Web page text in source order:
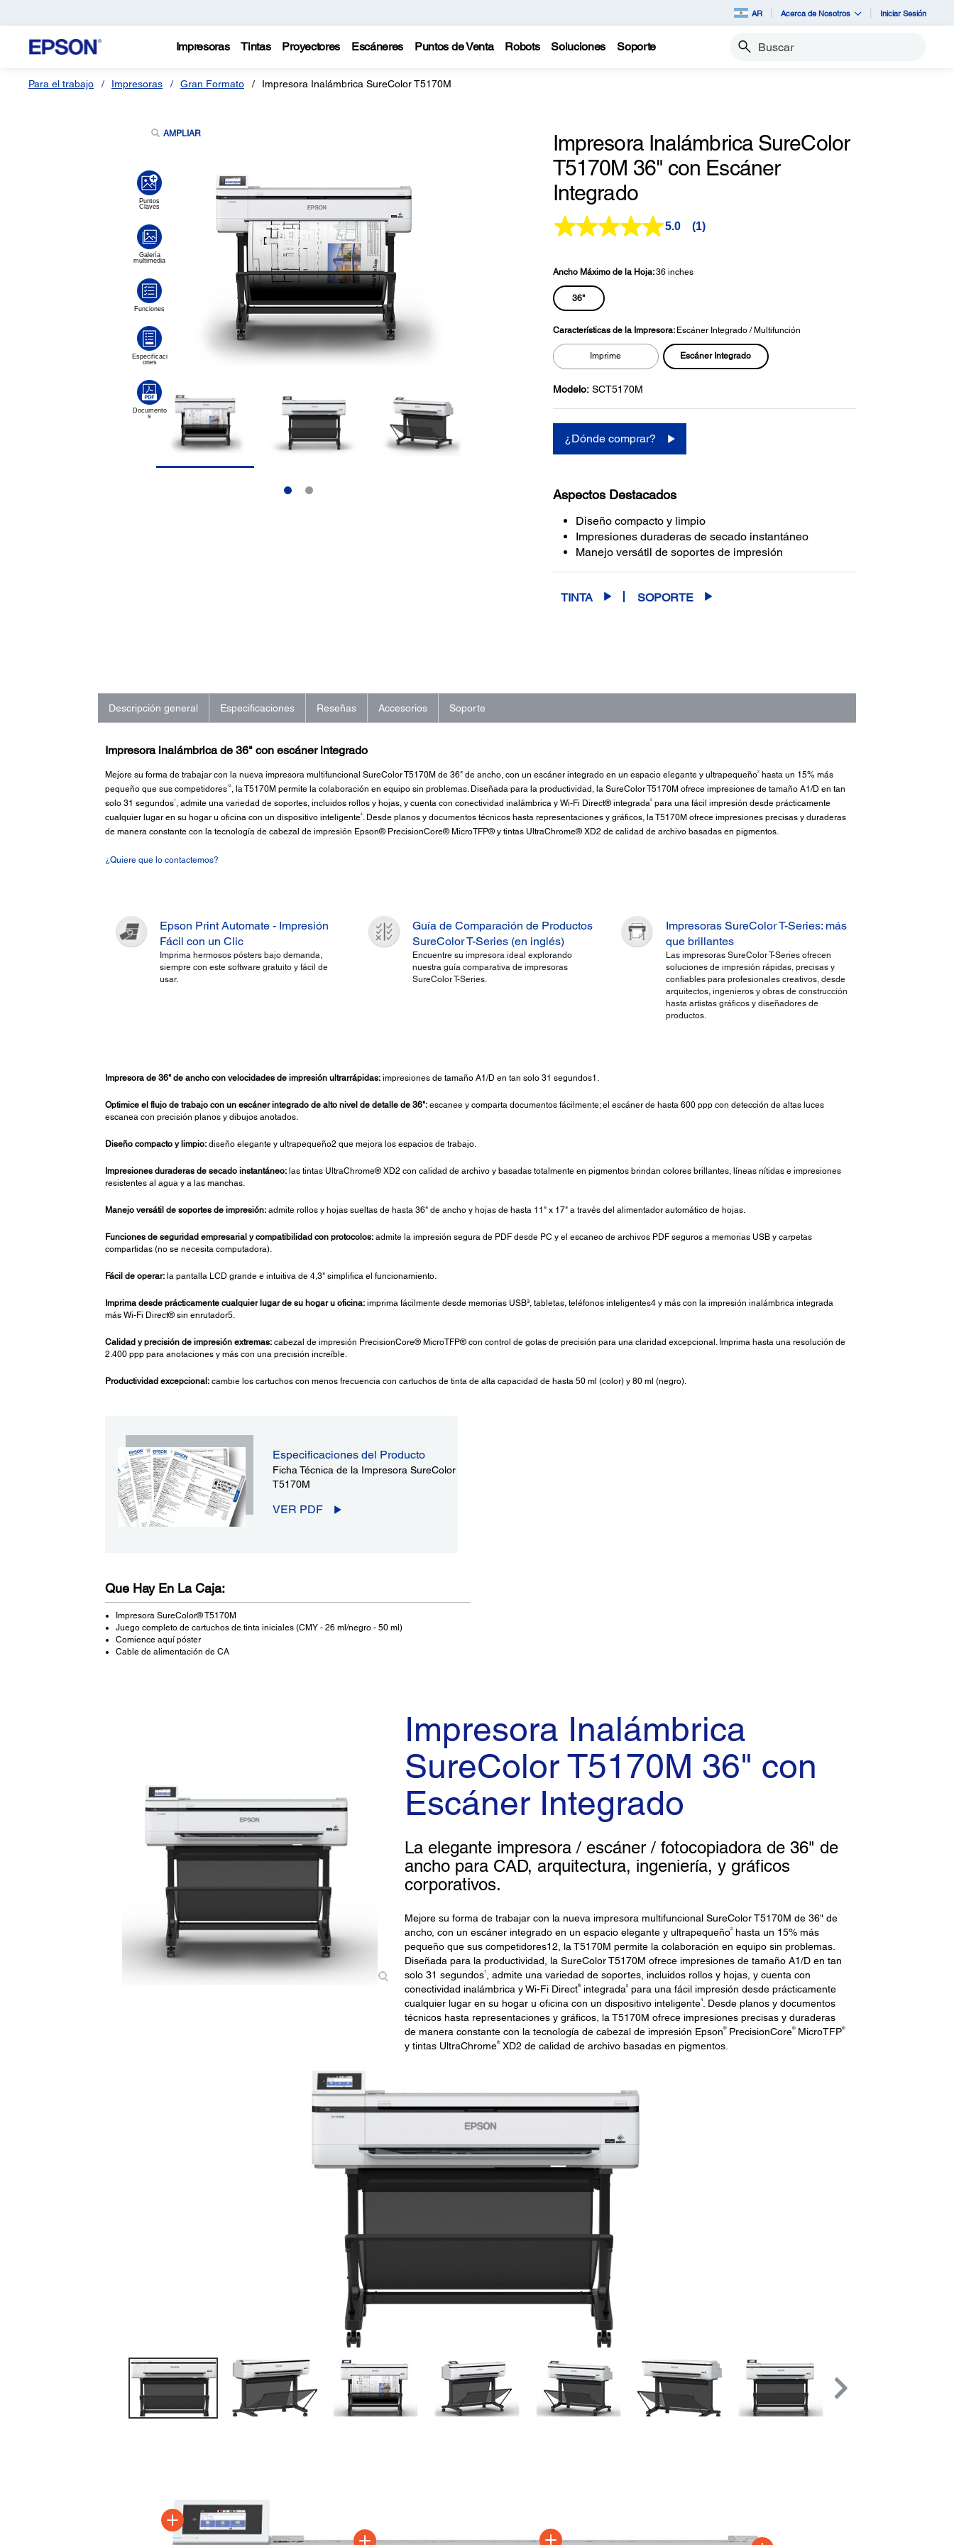
AR Acerca de Nosotros Iniciar Sesión
Impresoras Tintas Proyectores Escáneres Puntos de Venta Robots Soluciones Soporte Buscar
Para el trabajo Impresoras Gran Formato Impresora Inalámbrica SureColor T5170M
AMPLIAR
Impresora Inalámbrica SureColor
T5170M 36" con Escáner
Integrado
5.0
Lea
en
(1)
Ancho Máximo de la Hoja:36 inches
36"
Características de la Impresora: Escáner Integrado / Multifunción
Imprime Escáner Integrado
Modelo: SCT5170M
¿Dónde comprar?
Aspectos Destacados
Diseño compacto y limpio
Impresiones duraderas de secado instantáneo
Manejo versátil de soportes de impresión
TINTA SOPORTE
Descripción general Especificaciones Reseñas Accesorios Soporte
Impresora inalámbrica de 36" con escáner integrado
Mejore su forma de trabajar con la nueva impresora multifuncional SureColor T5170M de 36" de ancho, con un escáner integrado en un espacio elegante y ultrapequeño2hasta un 15% más
pequeño que sus competidores12, la T5170M permite la colaboración en equipo sin problemas. Diseñada para la productividad, la SureColor T5170M ofrece impresiones de tamaño A1/D en tan
solo 31 segundos1 , admite una variedad de soportes, incluidos rollos y hojas, y cuenta con conectividad inalámbrica y Wi-Fi Direct® integrada5para una fácil impresión desde prácticamente
cualquier lugar en su hogar u oficina con un dispositivo inteligente4. Desde planos y documentos técnicos hasta representaciones y gráficos, la T5170M ofrece impresiones precisas y duraderas
de manera constante con la tecnología de cabezal de impresión Epson® PrecisionCore® MicroTFP® y tintas UltraChrome® XD2 de calidad de archivo basadas en pigmentos.
¿Quiere que lo contactemos?
Epson Print Automate - Impresión
Fácil con un Clic
Imprima hermosos pósters bajo demanda,
siempre con este software gratuito y fácil de
usar.
Guía de Comparación de Productos
SureColor T-Series (en inglés)
Encuentre su impresora ideal explorando
nuestra guía comparativa de impresoras
SureColor T-Series.
Impresoras SureColor T-Series: más
que brillantes
Las impresoras SureColor T-Series ofrecen
soluciones de impresión rápidas, precisas y
confiables para profesionales creativos, desde
arquitectos, ingenieros y obras de construcción
hasta artistas gráficos y diseñadores de
productos.
Impresora de 36" de ancho con velocidades de impresión ultrarrápidas:impresiones de tamaño A1/D en tan solo 31 segundos1.
Optimice el flujo de trabajo con un escáner integrado de alto nivel de detalle de 36":escanee y comparta documentos fácilmente; el escáner de hasta 600 ppp con detección de altas luces
escanea con precisión planos y dibujos anotados.
Diseño compacto y limpio:diseño elegante y ultrapequeño2 que mejora los espacios de trabajo.
Impresiones duraderas de secado instantáneo:las tintas UltraChrome® XD2 con calidad de archivo y basadas totalmente en pigmentos brindan colores brillantes, líneas nítidas e impresiones
resistentes al agua y a las manchas.
Manejo versátil de soportes de impresión:admite rollos y hojas sueltas de hasta 36" de ancho y hojas de hasta 11" x 17" a través del alimentador automático de hojas.
Funciones de seguridad empresarial y compatibilidad con protocolos:admite la impresión segura de PDF desde PC y el escaneo de archivos PDF seguros a memorias USB y carpetas
compartidas (no se necesita computadora).
Fácil de operar:la pantalla LCD grande e intuitiva de 4,3" simplifica el funcionamiento.
Imprima desde prácticamente cualquier lugar de su hogar u oficina:imprima fácilmente desde memorias USB³, tabletas, teléfonos inteligentes4 y más con la impresión inalámbrica integrada
más Wi-Fi Direct® sin enrutador5.
Calidad y precisión de impresión extremas:cabezal de impresión PrecisionCore® MicroTFP® con control de gotas de precisión para una claridad excepcional. Imprima hasta una resolución de
2.400 ppp para anotaciones y más con una precisión increíble.
Productividad excepcional:cambie los cartuchos con menos frecuencia con cartuchos de tinta de alta capacidad de hasta 50 ml (color) y 80 ml (negro).
Especificaciones del Producto
Ficha Técnica de la Impresora SureColor
T5170M
VER PDF
Que Hay En La Caja:
Impresora SureColor® T5170M
Juego completo de cartuchos de tinta iniciales (CMY - 26 ml/negro - 50 ml)
Comience aquí póster
Cable de alimentación de CA
Impresora Inalámbrica
SureColor T5170M 36" con
Escáner Integrado
La elegante impresora / escáner / fotocopiadora de 36" de
ancho para CAD, arquitectura, ingeniería, y gráficos
corporativos.
Mejore su forma de trabajar con la nueva impresora multifuncional SureColor T5170M de 36" de
ancho, con un escáner integrado en un espacio elegante y ultrapequeño2
hasta un 15% más
pequeño que sus competidores12, la T5170M permite la colaboración en equipo sin problemas.
Diseñada para la productividad, la SureColor T5170M ofrece impresiones de tamaño A1/D en tan
solo 31 segundos1, admite una variedad de soportes, incluidos rollos y hojas, y cuenta con
conectividad inalámbrica y Wi-Fi Direct®integrada5
para una fácil impresión desde prácticamente
cualquier lugar en su hogar u oficina con un dispositivo inteligente4. Desde planos y documentos
técnicos hasta representaciones y gráficos, la T5170M ofrece impresiones precisas y duraderas
de manera constante con la tecnología de cabezal de impresión Epson®PrecisionCore®MicroTFP®
y tintas UltraChrome®XD2 de calidad de archivo basadas en pigmentos.